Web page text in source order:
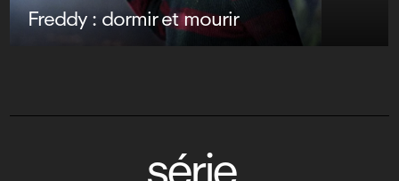
Freddy : dormir et mourir